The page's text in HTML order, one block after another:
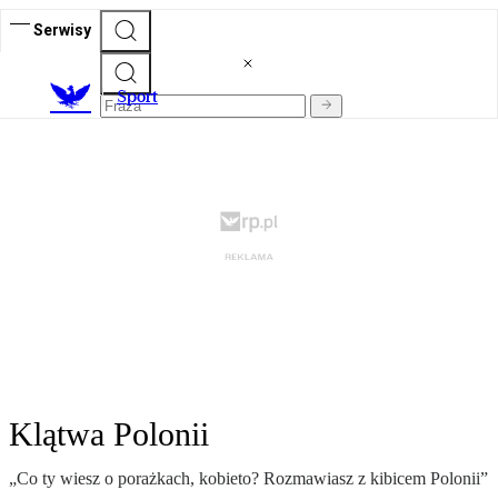
Serwisy
Sport
Klątwa Polonii
„Co ty wiesz o porażkach, kobieto? Rozmawiasz z kibicem Polonii”